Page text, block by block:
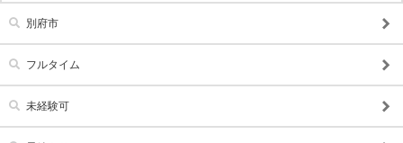
別府市
フルタイム
未経験可